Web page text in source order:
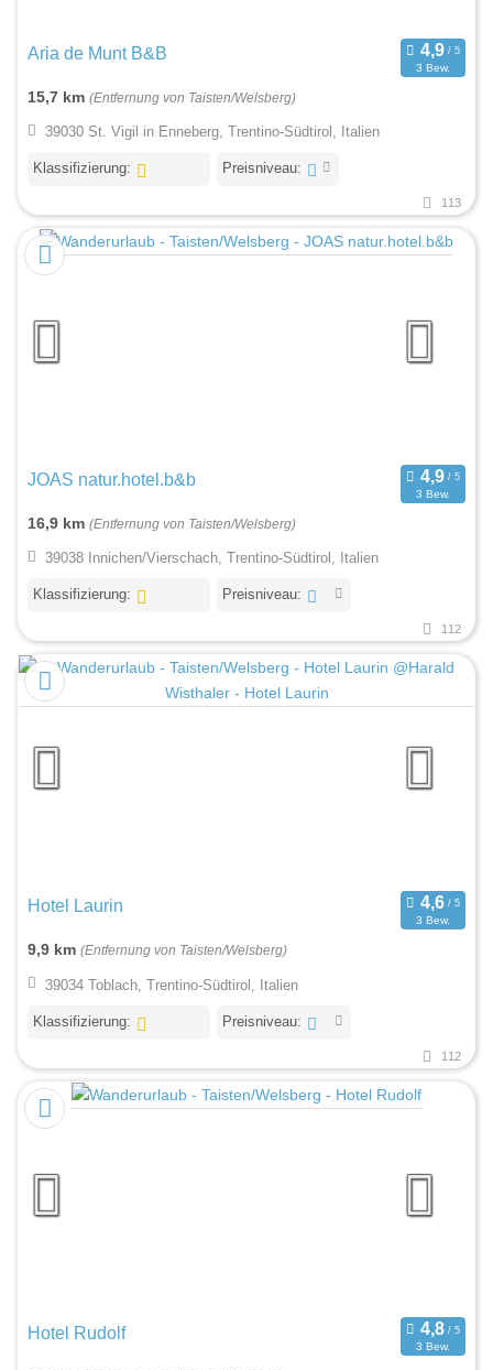
Aria de Munt B&B
3 Bew.
15,7 km (Entfernung von Taisten/Welsberg)
39030 St. Vigil in Enneberg, Trentino-Südtirol, Italien
Klassifizierung: Preisniveau:
113
JOAS natur.hotel.b&b
3 Bew.
16,9 km (Entfernung von Taisten/Welsberg)
39038 Innichen/Vierschach, Trentino-Südtirol, Italien
Klassifizierung: Preisniveau:
112
Hotel Laurin
3 Bew.
9,9 km (Entfernung von Taisten/Welsberg)
39034 Toblach, Trentino-Südtirol, Italien
Klassifizierung: Preisniveau:
112
Hotel Rudolf
3 Bew.